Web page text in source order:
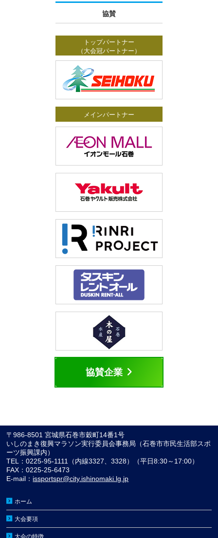
協賛
トップパートナー
（大会冠パートナー）
メインパートナー
協賛企業
〒986-8501 宮城県石巻市穀町14番1号
いしのまき復興マラソン実行委員会事務局（石巻市市民生活部スポ
ーツ振興課内）
TEL：0225-95-1111（内線3327、3328）（平日8:30～17:00）
FAX：0225-25-6473
E-mail： issportspr@city.ishinomaki.lg.jp
ホーム
大会要項
大会の特徴